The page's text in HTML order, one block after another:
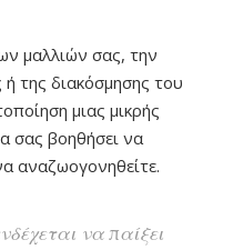
μαλλιών σας, την
της διακόσμησης του
μιας μικρής
σας βοηθήσει να
αναζωογονηθείτε.
να παίξει